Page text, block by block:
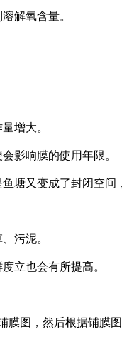
解氧含量。
增大。
影响膜的使用年限。
塘又变成了封闭空间
污泥。
立也会有所提高。
，然后根据铺膜图